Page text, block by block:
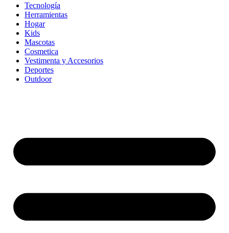
Tecnología
Herramientas
Hogar
Kids
Mascotas
Cosmetica
Vestimenta y Accesorios
Deportes
Outdoor